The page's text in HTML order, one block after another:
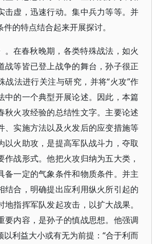
击虚，迅速行动。集中兵力等等。并
的特点结合起来开展探讨。
。在春秋晚期，各类特殊战法，如火
战等皆已登上战争的舞台，孙子很正
战法进行关注与研究，并将“火攻”作
中的一个典型开展论述。因此，本篇
秋火攻经验的总结性文字。主要论述
、实施方法以及火发后的应变措施等
以火助攻，是提高军队战斗力，夺取
作战形式。他把火攻归纳为五大类，
备一定的气象条件和物质条件。并主
结合，明确提出应利用纵火所引起的
地指挥军队发起攻击，以扩大战果。
要内容，是孙子的慎战思想。他强调
以利益大小或有无为前提：“合于利而